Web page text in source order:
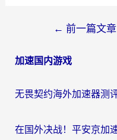
导
← 前一篇文章
加速国内游戏